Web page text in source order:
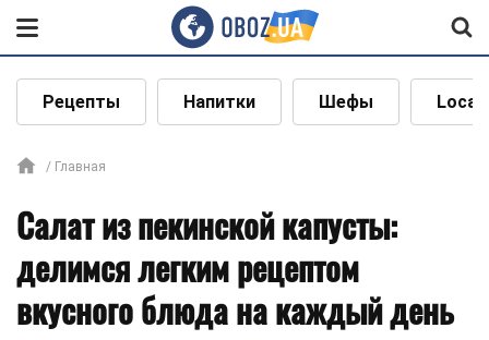
Рецепты Напитки Шефы Local
Главная
Салат из пекинской капусты:
делимся легким рецептом
вкусного блюда на каждый день